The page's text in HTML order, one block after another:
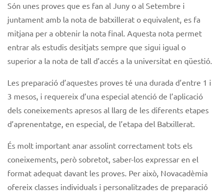
Són unes proves que es fan al Juny o al Setembre i
juntament amb la nota de batxillerat o equivalent, es fa
mitjana per a obtenir la nota final. Aquesta nota permet
entrar als estudis desitjats sempre que sigui igual o
superior a la nota de tall d’accés a la universitat en qüestió.
Les preparació d’aquestes proves té una durada d’entre 1 i
3 mesos, i requereix d’una especial atenció de l’aplicació
dels coneixements apresos al llarg de les diferents etapes
d’aprenentatge, en especial, de l’etapa del Batxillerat.
És molt important anar assolint correctament tots els
coneixements, però sobretot, saber-los expressar en el
format adequat davant les proves. Per això, Novacadèmia
ofereix classes individuals i personalitzades de preparació